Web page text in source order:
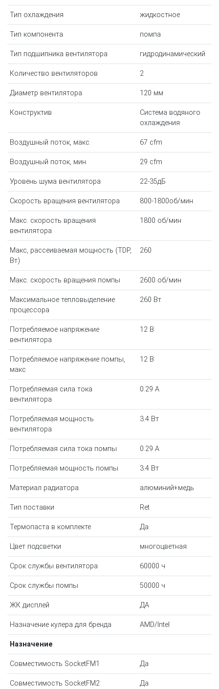
Тип охлаждения жидкостное
Тип компонента помпа
Тип подшипника вентилятора гидродинамический
Количество вентиляторов 2
Диаметр вентилятора 120 мм
Конструктив
Система водяного
охлаждения
Воздушный поток, макс. 67 cfm
Воздушный поток, мин. 29 cfm
Уровень шума вентилятора 22-35дБ
Скорость вращения вентилятора 800-1800об/мин
Макс. скорость вращения
вентилятора
1800 об/мин
Макс, рассеиваемая мощность (TDP,
Вт)
260
Макс. скорость вращения помпы 2600 об/мин
Максимальное тепловыделение
процессора
260 Вт
Потребляемое напряжение
вентилятора
12 В
Потребляемое напряжение помпы,
макс
12 В
Потребляемая сила тока
вентилятора
0.29 A
Потребляемая мощность
вентилятора
3.4 Вт
Потребляемая сила тока помпы 0.29 A
Потребляемая мощность помпы 3.4 Вт
Материал радиатора алюминий+медь
Тип поставки Ret
Термопаста в комплекте Да
Цвет подсветки многоцветная
Срок службы вентилятора 60000 ч
Срок службы помпы 50000 ч
ЖК дисплей ДА
Назначение кулера для бренда AMD/Intel
Назначение
Совместимость SocketFM1 Да
Совместимость SocketFM2 Да